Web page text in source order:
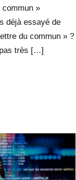
»
déjà essayé de
du commun » ?
très […]